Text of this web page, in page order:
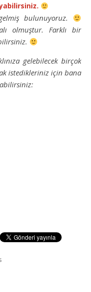
bulunuyoruz.
olmuştur. Farklı bir
gelebilecek birçok
istedikleriniz için bana